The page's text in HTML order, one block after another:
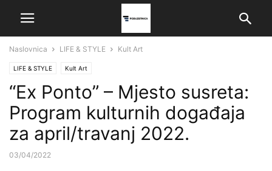
Naslovnica LIFE & STYLE Kult Art
LIFE & STYLE Kult Art
“Ex Ponto” – Mjesto susreta:
Program kulturnih događaja
za april/travanj 2022.
03/04/2022